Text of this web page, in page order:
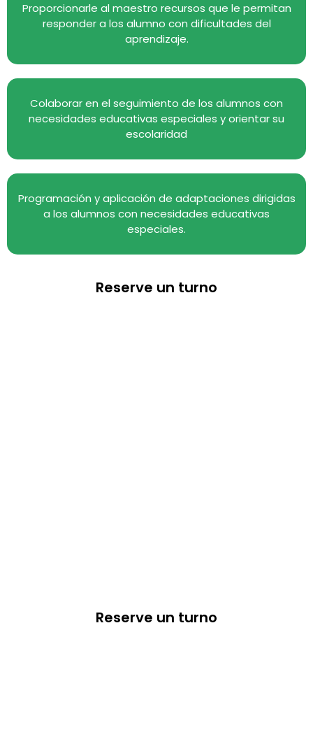
Proporcionarle al maestro recursos que le permitan
responder a los alumno con dificultades del
aprendizaje.
Colaborar en el seguimiento de los alumnos con
necesidades educativas especiales y orientar su
escolaridad
Programación y aplicación de adaptaciones dirigidas
a los alumnos con necesidades educativas
especiales.
Reserve un turno
Reserve un turno